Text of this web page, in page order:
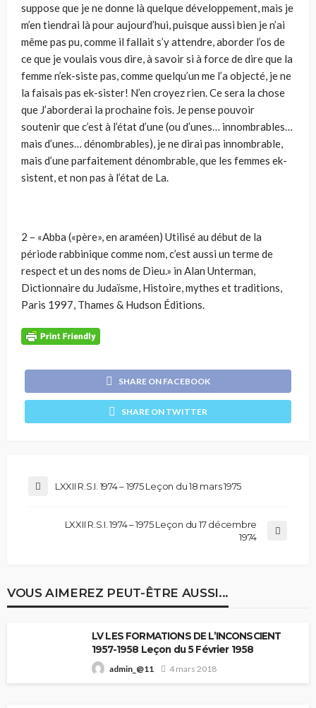
suppose que je ne donne là quelque développement, mais je
m’en tiendrai là pour aujourd’hui, puisque aussi bien je n’ai
même pas pu, comme il fallait s’y attendre, aborder l’os de
ce que je voulais vous dire, à savoir si à force de dire que la
femme n’ek-siste pas, comme quelqu’un me l’a objecté, je ne
la faisais pas ek-sister! N’en croyez rien. Ce sera la chose
que J’aborderai la prochaine fois. Je pense pouvoir
soutenir que c’est à l’état d’une (ou d’unes… innombrables…
mais d’unes… dénombrables), je ne dirai pas innombrable,
mais d’une parfaitement dénombrable, que les femmes ek-
sistent, et non pas à l’état de La.
2 – «Abba («père», en araméen) Utilisé au début de la
période rabbinique comme nom, c’est aussi un terme de
respect et un des noms de Dieu.» in Alan Unterman,
Dictionnaire du Judaïsme, Histoire, mythes et traditions,
Paris 1997, Thames & Hudson Éditions.
SHARE ON FACEBOOK
SHARE ON TWITTER
LXXII R.S.I. 1974 – 1975 Leçon du 18 mars 1975
LXXII R.S.I. 1974 – 1975 Leçon du 17 décembre
1974
VOUS AIMEREZ PEUT-ÊTRE AUSSI...
LV LES FORMATIONS DE L’INCONSCIENT
1957-1958 Leçon du 5 Février 1958
admin_@11 4 mars 2018